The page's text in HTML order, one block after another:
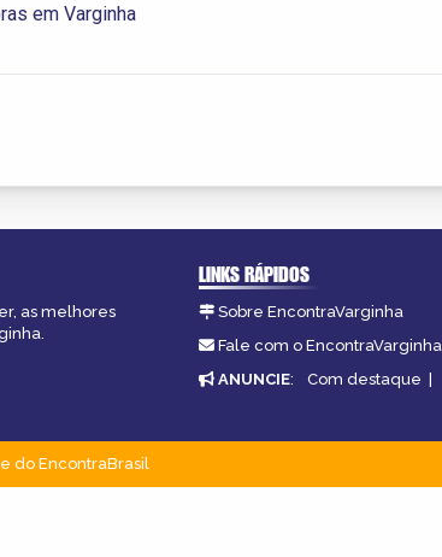
em Varginha
as melhores
LINKS RÁPIDOS
Sobre EncontraVarginha
Fale com o EncontraVarginha
ANUNCIE: Com destaque |
do EncontraBrasil